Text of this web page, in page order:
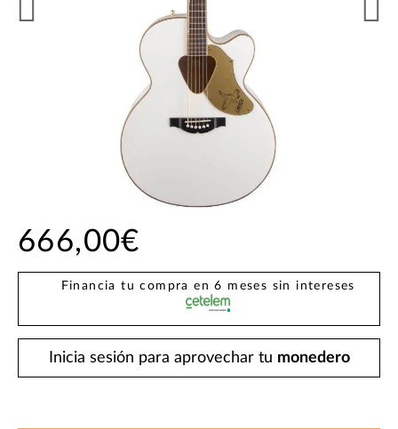
666,00€
Financia tu compra en 6 meses sin intereses
Inicia sesión para aprovechar tu monedero